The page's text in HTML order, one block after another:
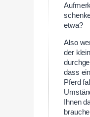
etwa?
Also
der
dass
Pferd
Ihnen